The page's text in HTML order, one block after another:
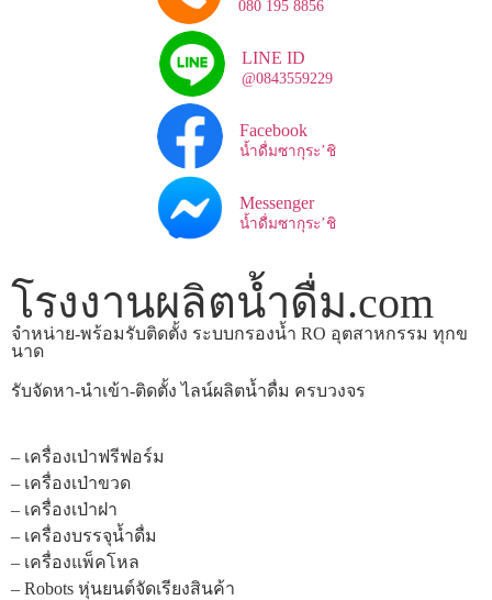
080 195 8856
LINE ID
@0843559229
Facebook
น้ำดื่มซากุระ’ชิ
Messenger
น้ำดื่มซากุระ’ชิ
โรงงานผลิตน้ำดื่ม.com
จำหน่าย-พร้อมรับติดตั้ง ระบบกรองน้ำ RO อุตสาหกรรม ทุกข
นาด
รับจัดหา-นำเข้า-ติดตั้ง ไลน์ผลิตน้ำดื่ม ครบวงจร
– เครื่องเป่าฟรีฟอร์ม
– เครื่องเป่าขวด
– เครื่องเป่าฝา
– เครื่องบรรจุน้ำดื่ม
– เครื่องแพ็คโหล
– Robots หุ่นยนต์จัดเรียงสินค้า